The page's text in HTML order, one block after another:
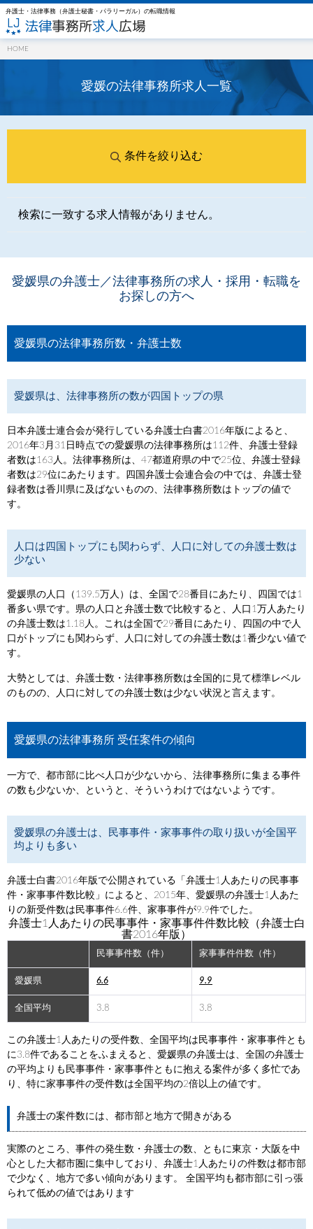
弁護士・法律事務（弁護士秘書・パラリーガル）の転職情報
HOME
愛媛の法律事務所求⼈一覧
条件を絞り込む
検索に一致する求人情報がありません。
愛媛県の弁護士／法律事務所の求人・採用・転職を
お探しの方へ
愛媛県の法律事務所数・弁護士数
愛媛県は、法律事務所の数が四国トップの県
日本弁護士連合会が発行している弁護士白書2016年版によると、
2016年3月31日時点での愛媛県の法律事務所は112件、弁護士登録
者数は163人。法律事務所は、47都道府県の中で25位、弁護士登録
者数は29位にあたります。四国弁護士会連合会の中では、弁護士登
録者数は香川県に及ばないものの、法律事務所数はトップの値で
す。
人口は四国トップにも関わらず、人口に対しての弁護士数は
少ない
愛媛県の人口（139.5万人）は、全国で28番目にあたり、四国では1
番多い県です。県の人口と弁護士数で比較すると、人口1万人あたり
の弁護士数は1.18人。これは全国で29番目にあたり、四国の中で人
口がトップにも関わらず、人口に対しての弁護士数は1番少ない値で
す。
大勢としては、弁護士数・法律事務所数は全国的に見て標準レベル
のものの、人口に対しての弁護士数は少ない状況と言えます。
愛媛県の法律事務所 受任案件の傾向
一方で、都市部に比べ人口が少ないから、法律事務所に集まる事件
の数も少ないか、というと、そういうわけではないようです。
愛媛県の弁護士は、民事事件・家事事件の取り扱いが全国平
均よりも多い
弁護士白書2016年版で公開されている「弁護士1人あたりの民事事
件・家事事件数比較」によると、2015年、愛媛県の弁護士1人あた
りの新受件数は民事事件6.6件、家事事件が9.9件でした。
弁護士1人あたりの民事事件・家事事件件数比較（弁護士白
書2016年版）
民事事件数（件） 家事事件件数（件）
愛媛県 6.6 9.9
全国平均 3.8 3.8
この弁護士1人あたりの受件数、全国平均は民事事件・家事事件とも
に3.8件であることをふまえると、愛媛県の弁護士は、全国の弁護士
の平均よりも民事事件・家事事件ともに抱える案件が多く多忙であ
り、特に家事事件の受件数は全国平均の2倍以上の値です。
弁護士の案件数には、都市部と地方で開きがある
実際のところ、事件の発生数・弁護士の数、ともに東京・大阪を中
心とした大都市圏に集中しており、弁護士1人あたりの件数は都市部
で少なく、地方で多い傾向があります。 全国平均も都市部に引っ張
られて低めの値ではあります